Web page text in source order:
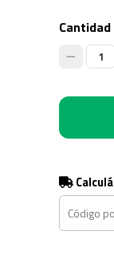
Cantidad
1